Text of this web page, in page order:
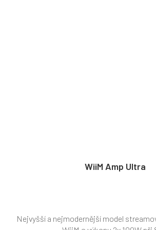
WiiM Amp Ultra
produktu
Nejvyšší a nejmodernější model